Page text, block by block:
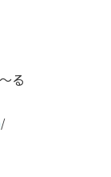
る
/